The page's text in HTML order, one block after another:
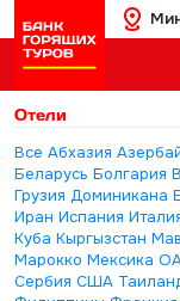
Отели
Все Абхазия
Беларусь Болгария
Грузия Доминикана
Иран Испания
Куба Кыргызстан
Марокко Мексика
Сербия США